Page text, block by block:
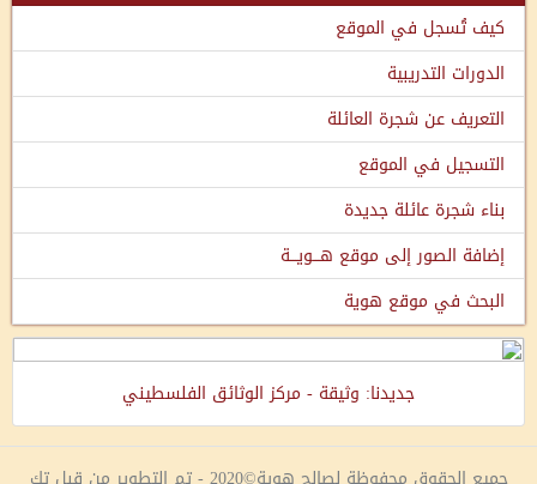
كيف تُسجل في الموقع
الدورات التدريبية
التعريف عن شجرة العائلة
التسجيل في الموقع
بناء شجرة عائلة جديدة
إضافة الصور إلى موقع هـــويـــة
البحث في موقع هوية
جديدنا: وثيقة - مركز الوثائق الفلسطيني